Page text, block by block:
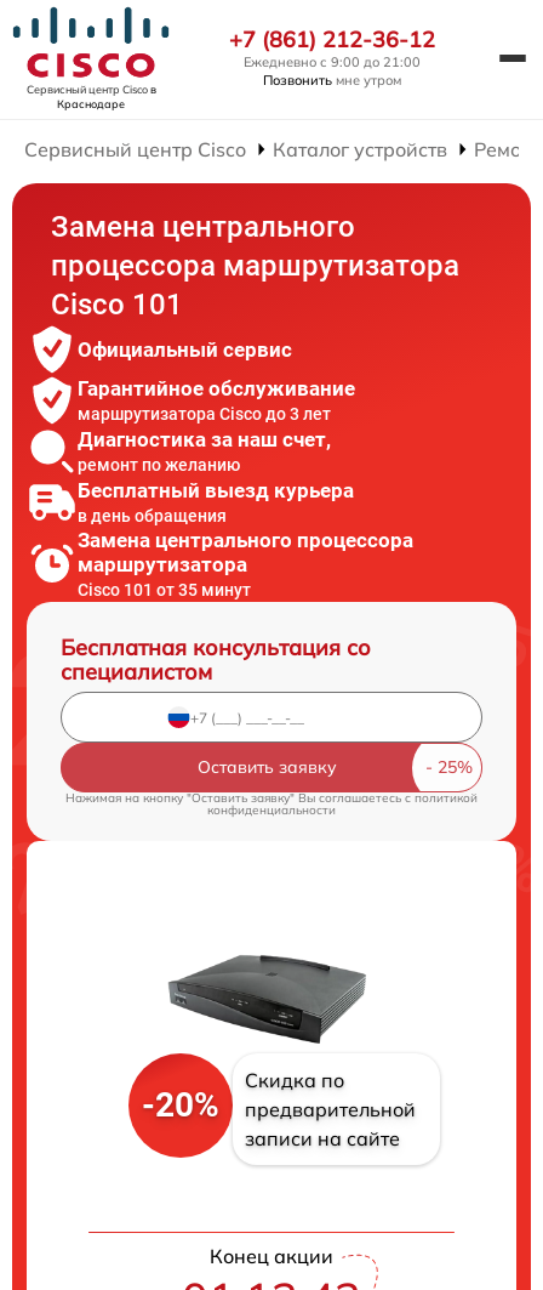
Сервисный центр Ciscoв
Краснодаре
+7 (861) 212-36-12
Ежедневно с 9:00 до 21:00
Позвонить мне утром
Сервисный центр Cisco Каталог устройств
Замена центрального
процессора маршрутизатора
Cisco 101
Официальный сервис
Гарантийное обслуживание
маршрутизатора Cisco до 3 лет
Диагностика за наш счет,
ремонт по желанию
Бесплатный выезд курьера
в день обращения
Замена центрального процессора
маршрутизатора
Cisco 101 от 35 минут
Бесплатная консультация со
специалистом
Оставить заявку
Нажимая на кнопку "Оставить заявку" Вы соглашаетесь cполитикой
конфиденциальности
-20%
Скидка по
предварительной
записи на сайте
Конец акции